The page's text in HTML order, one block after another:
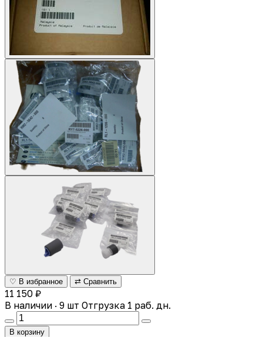
♡ В избранное ⇄ Сравнить
11 150 ₽
В наличии · 9 шт Отгрузка 1 раб. дн.
В корзину